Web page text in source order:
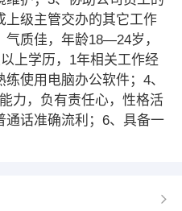
上级主管交办的其它工作
质佳，年龄18—24岁，
上学历，1年相关工作经
使用电脑办公软件；4、
力，负有责任心，性格活
通话准确流利；6、具备一